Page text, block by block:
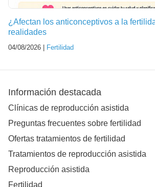
¿Afectan los anticonceptivos a la
realidades
04/08/2026 | Fertilidad
Información destacada
Clínicas de reproducción asistida
Preguntas frecuentes sobre fertilidad
Ofertas tratamientos de fertilidad
Tratamientos de reproducción asistida
Reproducción asistida
Fertilidad